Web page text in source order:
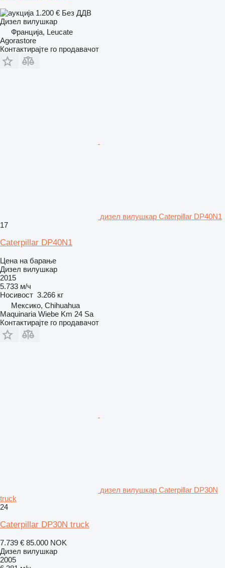
1.200 € Без ДДВ
Дизел вилушкар
Франција, Leucate
Agorastore
Контактирајте го продавачот
дизел вилушкар Caterpillar DP40N1
17
Caterpillar DP40N1
Цена на барање
Дизел вилушкар
2015
5.733 м/ч
Носивост 3.266 кг
Мексико, Chihuahua
Maquinaria Wiebe Km 24 Sa
Контактирајте го продавачот
дизел вилушкар Caterpillar DP30N
truck
24
Caterpillar DP30N truck
7.739 € 85.000 NOK
Дизел вилушкар
2005